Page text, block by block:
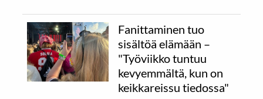
Fanittaminen tuo
sisältöä elämään –
"Työviikko tuntuu
kevyemmältä, kun on
keikkareissu tiedossa"